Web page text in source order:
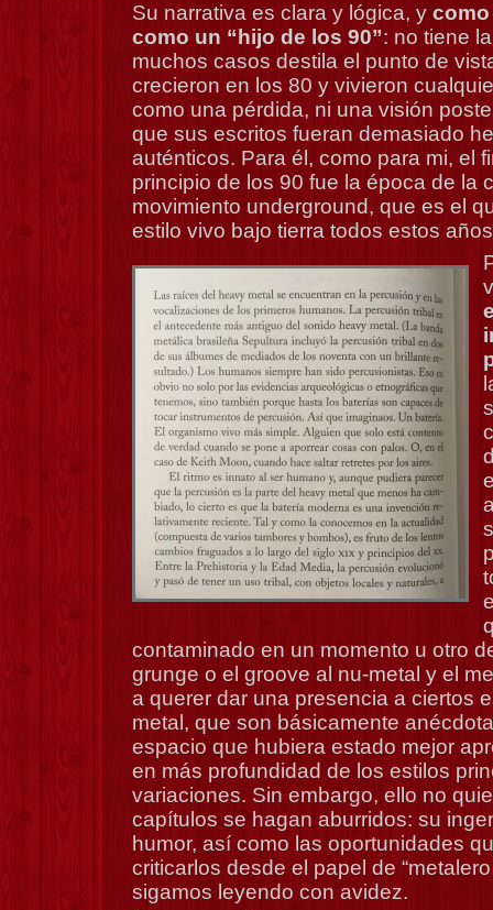
Su narrativa es clara y lógica, y
como un “hijo de los 90”: no tiene
muchos casos destila el punto de
crecieron en los 80 y vivieron
como una pérdida, ni una visión
que sus escritos fueran demasiado
auténticos. Para él, como para mi, el
principio de los 90 fue la época de la
movimiento underground, que es el
estilo vivo bajo tierra todos estos
contaminado en un momento u otro
grunge o el groove al nu-metal y el
a querer dar una presencia a ciertos
metal, que son básicamente
espacio que hubiera estado mejor
en más profundidad de los estilos
variaciones. Sin embargo, ello no
capítulos se hagan aburridos: su
humor, así como las oportunidades
criticarlos desde el papel de
sigamos leyendo con avidez.